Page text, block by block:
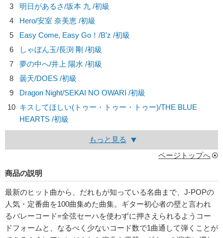
3
明日があるさ/坂本 九 /初級
4
Hero/安室 奈美恵 /初級
5
Easy Come, Easy Go！/B'z /初級
6
しゃぼん玉/長渕 剛 /初級
7
夢の中へ/井上 陽水 /初級
8
曇天/DOES /初級
9
Dragon Night/SEKAI NO OWARI /初級
10 キスしてほしい(トゥー・トゥー・トゥー)/THE BLUE
HEARTS /初級
もっと見る
ページトップへ
商品の説明
最新のヒット曲から、だれもが知っている名曲まで、J-POPの
人気・定番曲を100曲集めた曲集。ギター初心者の壁と言われ
るバレーコード=全弦セーハを使わずに押さえられるようコー
ドフォームと、なるべく少ないコード数で1曲通して弾くことが